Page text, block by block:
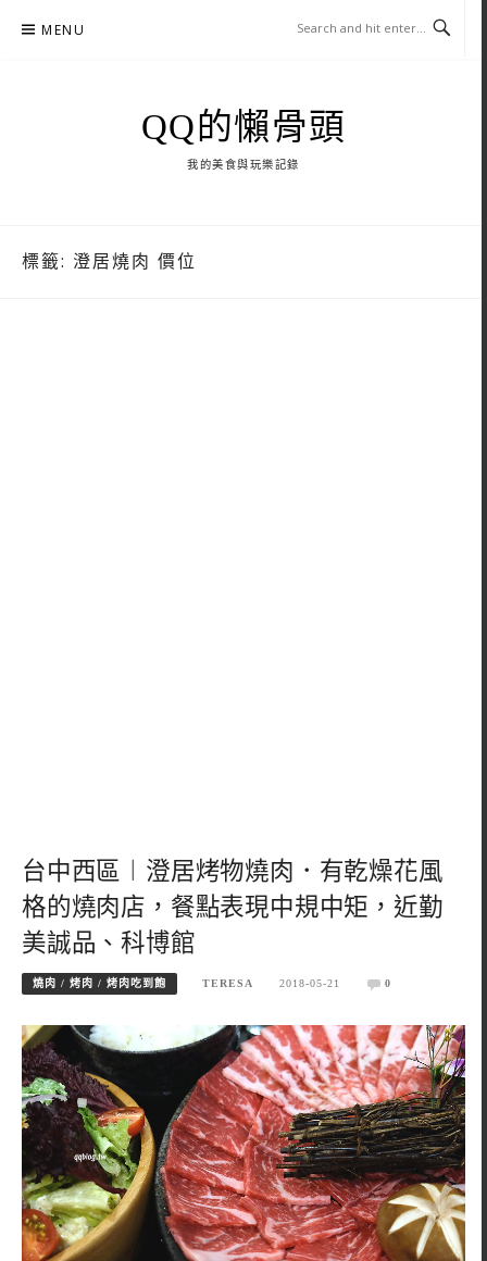
MENU
QQ的懶骨頭
我的美食與玩樂記錄
標籤: 澄居燒肉 價位
台中西區︱澄居烤物燒肉．有乾燥花風
格的燒肉店，餐點表現中規中矩，近勤
美誠品、科博館
燒肉 / 烤肉 / 烤肉吃到飽 TERESA 2018-05-21 0